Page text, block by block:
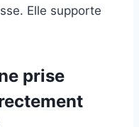
Elle supporte
prise